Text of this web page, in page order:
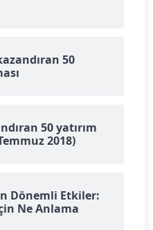
50
50 yatırım
2018)
Dönemli Etkiler:
Ne Anlama